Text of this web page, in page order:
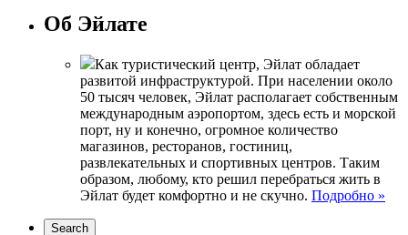
Об Эйлате
Как туристический центр, Эйлат обладает
развитой инфраструктурой. При населении около
50 тысяч человек, Эйлат располагает собственным
международным аэропортом, здесь есть и морской
порт, ну и конечно, огромное количество
магазинов, ресторанов, гостиниц,
развлекательных и спортивных центров. Таким
образом, любому, кто решил перебраться жить в
Эйлат будет комфортно и не скучно. Подробно »